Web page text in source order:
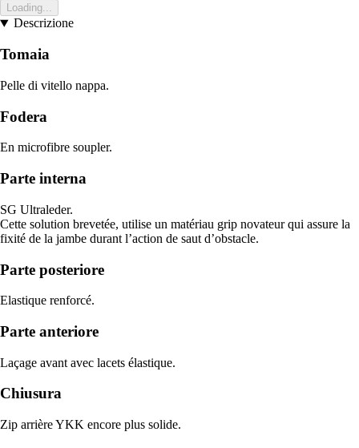
Loading...
Descrizione
Tomaia
Pelle di vitello nappa.
Fodera
En microfibre soupler.
Parte interna
SG Ultraleder.
Cette solution brevetée, utilise un matériau grip novateur qui assure la
fixité de la jambe durant l’action de saut d’obstacle.
Parte posteriore
Elastique renforcé.
Parte anteriore
Laçage avant avec lacets élastique.
Chiusura
Zip arrière YKK encore plus solide.